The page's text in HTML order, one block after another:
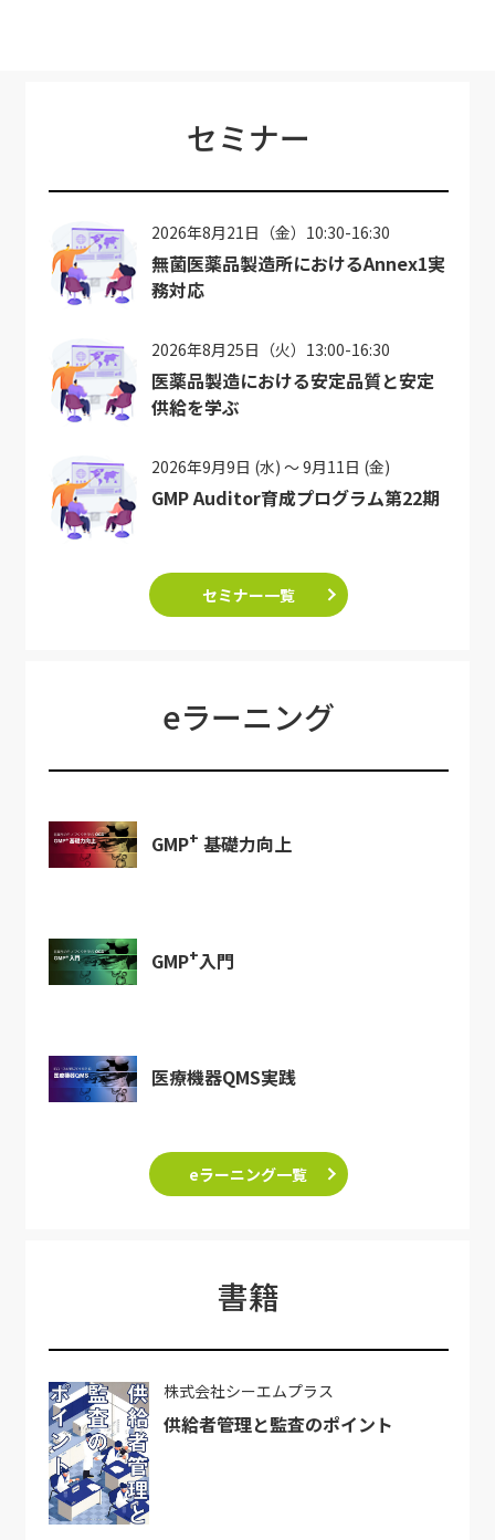
セミナー
2026年8月21日（金）10:30-16:30
無菌医薬品製造所におけるAnnex1実
務対応
2026年8月25日（火）13:00-16:30
医薬品製造における安定品質と安定
供給を学ぶ
2026年9月9日 (水) ～ 9月11日 (金)
GMP Auditor育成プログラム第22期
セミナー一覧
eラーニング
GMP+ 基礎力向上
GMP+入門
医療機器QMS実践
eラーニング一覧
書籍
株式会社シーエムプラス
供給者管理と監査のポイント